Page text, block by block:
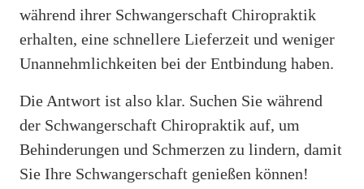
während ihrer Schwangerschaft Chiropraktik
erhalten, eine schnellere Lieferzeit und weniger
Unannehmlichkeiten bei der Entbindung haben.
Die Antwort ist also klar. Suchen Sie während
der Schwangerschaft Chiropraktik auf, um
Behinderungen und Schmerzen zu lindern, damit
Sie Ihre Schwangerschaft genießen können!